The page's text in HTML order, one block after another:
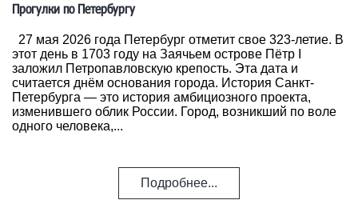
Прогулки по Петербургу
27 мая 2026 года Петербург отметит свое 323-летие. В
этот день в 1703 году на Заячьем острове Пётр I
заложил Петропавловскую крепость. Эта дата и
считается днём основания города. История Санкт-
Петербурга — это история амбициозного проекта,
изменившего облик России. Город, возникший по воле
одного человека,...
Подробнее...